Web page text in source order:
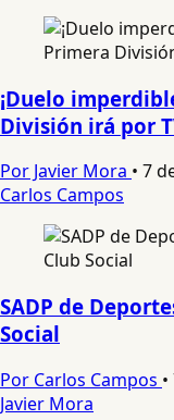
¡Duelo
División irá por
Por Javier Mora • 7
Carlos Campos
SADP de
Social
Por Carlos Campos •
Javier Mora